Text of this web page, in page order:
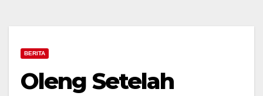
BERITA
Oleng Setelah